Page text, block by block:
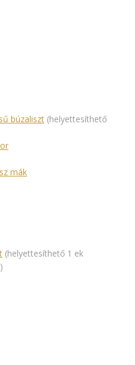
búzaliszt (helyettesíthető
mák
(helyettesíthető 1 ek